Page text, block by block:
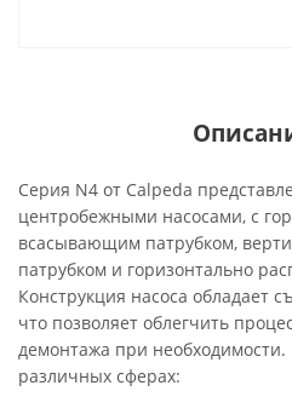
Серия N4 от Calpeda
центробежными насосами, с
всасывающим патрубком,
патрубком и горизонтально
Конструкция насоса обладает
что позволяет облегчить
демонтажа при
различных сферах: